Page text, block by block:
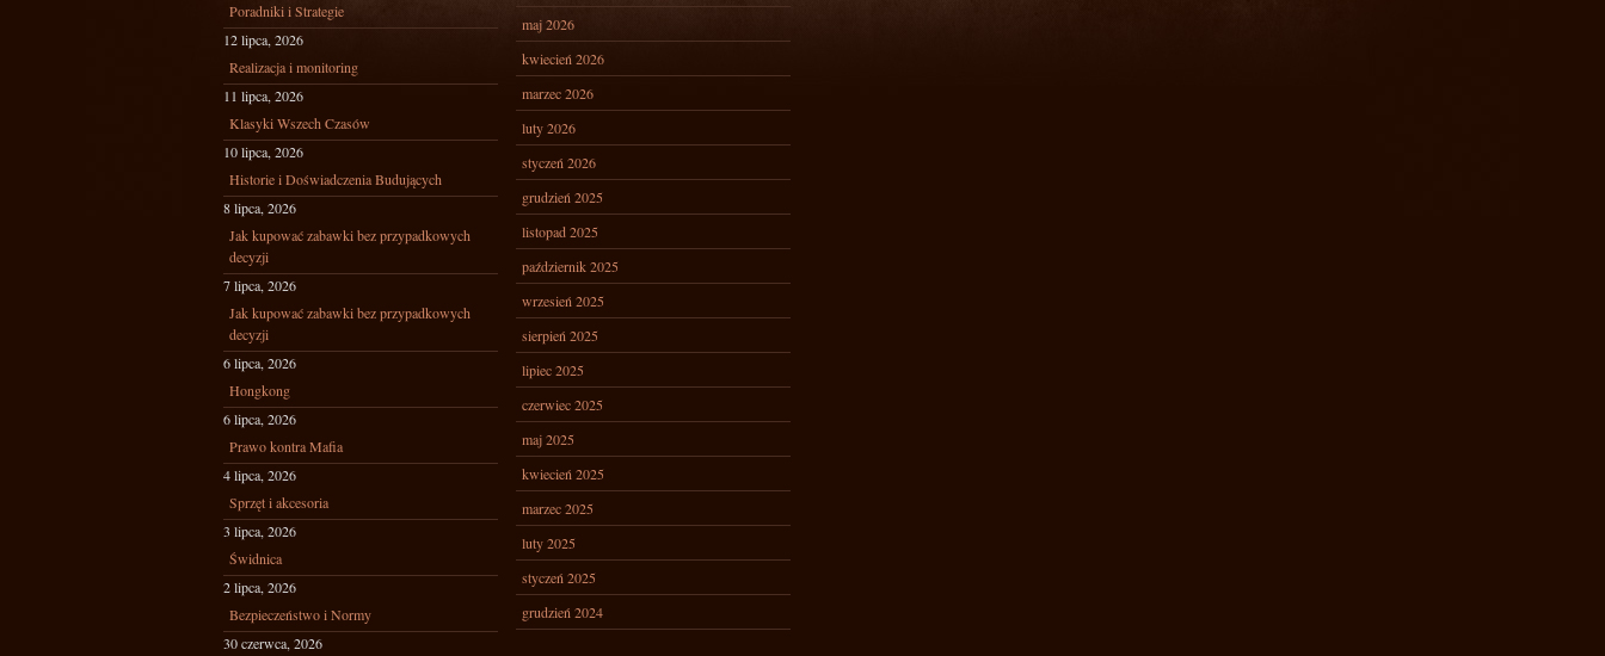
Poradniki i Strategie
12 lipca, 2026
Realizacja i monitoring
11 lipca, 2026
Klasyki Wszech Czasów
10 lipca, 2026
Historie i Doświadczenia Budujących
8 lipca, 2026
Jak kupować zabawki bez przypadkowych
decyzji
7 lipca, 2026
Jak kupować zabawki bez przypadkowych
decyzji
6 lipca, 2026
Hongkong
6 lipca, 2026
Prawo kontra Mafia
4 lipca, 2026
Sprzęt i akcesoria
3 lipca, 2026
Świdnica
2 lipca, 2026
Bezpieczeństwo i Normy
30 czerwca, 2026
maj 2026
kwiecień 2026
marzec 2026
luty 2026
styczeń 2026
grudzień 2025
listopad 2025
październik 2025
wrzesień 2025
sierpień 2025
lipiec 2025
czerwiec 2025
maj 2025
kwiecień 2025
marzec 2025
luty 2025
styczeń 2025
grudzień 2024